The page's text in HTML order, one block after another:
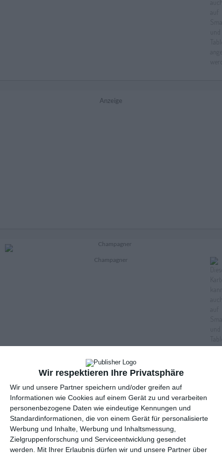
Wir respektieren Ihre Privatsphäre
Wir und unsere Partner speichern und/oder greifen auf
Informationen wie Cookies auf einem Gerät zu und verarbeiten
personenbezogene Daten wie eindeutige Kennungen und
Standardinformationen, die von einem Gerät für personalisierte
Werbung und Inhalte, Werbung und Inhaltsmessung,
Zielgruppenforschung und Serviceentwicklung gesendet
werden.
Mit Ihrer Erlaubnis dürfen wir und unsere Partner über
Anzeige
Champagner
Teddy